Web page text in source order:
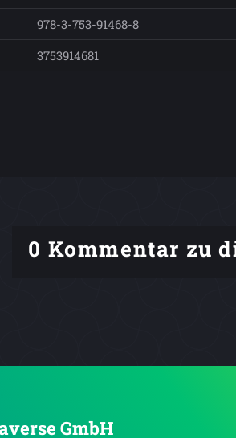
978-3-753-91468-8
3753914681
0 Kommentar zu
GmbH